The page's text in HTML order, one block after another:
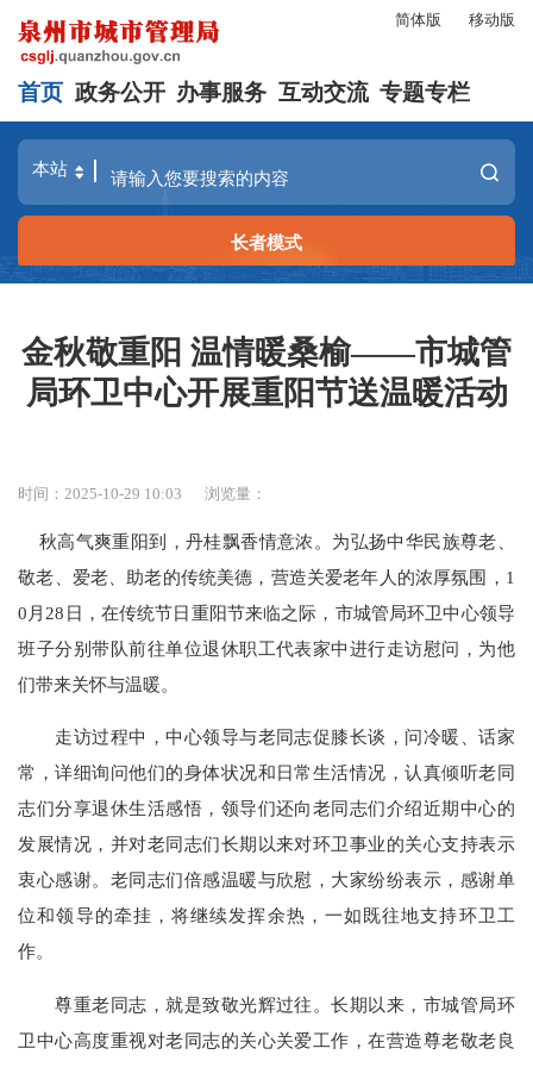
简体版 移动版
首页 政务公开 办事服务 互动交流 专题专栏
长者模式
金秋敬重阳 温情暖桑榆——市城管
局环卫中心开展重阳节送温暖活动
时间：2025-10-29 10:03 浏览量：
秋高气爽重阳到，丹桂飘香情意浓。为弘扬中华民族尊老、
敬老、爱老、助老的传统美德，营造关爱老年人的浓厚氛围，1
0月28日，在传统节日重阳节来临之际，市城管局环卫中心领导
班子分别带队前往单位退休职工代表家中进行走访慰问，为他
们带来关怀与温暖。
走访过程中，中心领导与老同志促膝长谈，问冷暖、话家
常，详细询问他们的身体状况和日常生活情况，认真倾听老同
志们分享退休生活感悟，领导们还向老同志们介绍近期中心的
发展情况，并对老同志们长期以来对环卫事业的关心支持表示
衷心感谢。老同志们倍感温暖与欣慰，大家纷纷表示，感谢单
位和领导的牵挂，将继续发挥余热，一如既往地支持环卫工
作。
尊重老同志，就是致敬光辉过往。长期以来，市城管局环
卫中心高度重视对老同志的关心关爱工作，在营造尊老敬老良